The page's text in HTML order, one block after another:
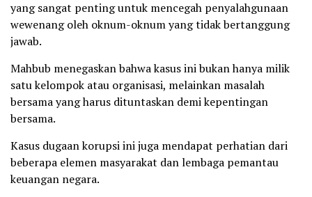
yang sangat penting untuk mencegah penyalahgunaan
wewenang oleh oknum-oknum yang tidak bertanggung
jawab.
Mahbub menegaskan bahwa kasus ini bukan hanya milik
satu kelompok atau organisasi, melainkan masalah
bersama yang harus dituntaskan demi kepentingan
bersama.
Kasus dugaan korupsi ini juga mendapat perhatian dari
beberapa elemen masyarakat dan lembaga pemantau
keuangan negara.